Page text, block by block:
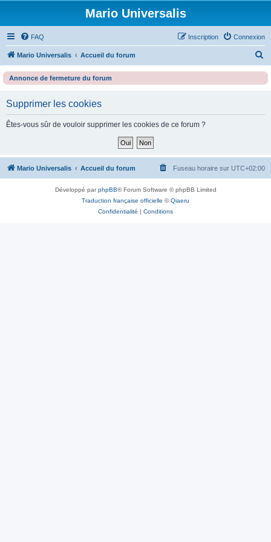
Mario Universalis
FAQ Connexion
Inscription
Mario Universalis Accueil du forum
c
h
e
Annonce de fermeture du forum
Supprimer les cookies
Êtes-vous sûr de vouloir supprimer les cookies de ce forum ?
Mario Universalis Accueil du forum Fuseau horaire sur UTC+02:00
Développé parphpBB® Forum Software © phpBB Limited
Traduction française officielle ©Qiaeru
Confidentialité | Conditions